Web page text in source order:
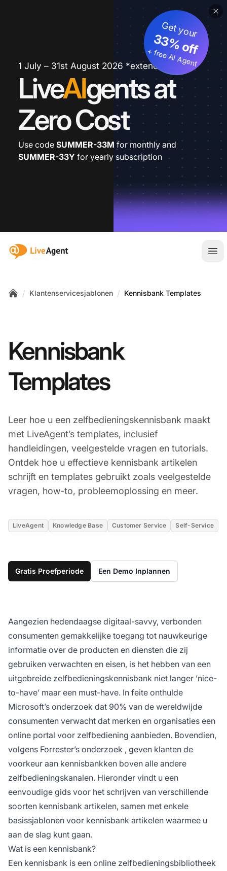
1 July – 31st August 2026 *extended
LiveAIgents at
Zero Cost
Get your
33% off
+ free AI Agent
Use code SUMMER-33M for monthly and
SUMMER-33Y for yearly subscription
:site.title
/ Klantenservicesjablonen / Kennisbank Templates
Kennisbank
Templates
Leer hoe u een zelfbedieningskennisbank maakt
met LiveAgent’s templates, inclusief
handleidingen, veelgestelde vragen en tutorials.
Ontdek hoe u effectieve kennisbank artikelen
schrijft en templates gebruikt zoals veelgestelde
vragen, how-to, probleemoplossing en meer.
LiveAgent Knowledge Base Customer Service Self-Service
Gratis Proefperiode Een Demo Inplannen
Aangezien hedendaagse digitaal-savvy, verbonden
consumenten gemakkelijke toegang tot nauwkeurige
informatie over de producten en diensten die zij
gebruiken verwachten en eisen, is het hebben van een
uitgebreide zelfbedieningskennisbank niet langer ’nice-
to-have’ maar een must-have. In feite onthulde
Microsoft’s onderzoek dat 90% van de wereldwijde
consumenten verwacht dat merken en organisaties een
online portal voor zelfbediening aanbieden. Bovendien,
volgens Forrester’s onderzoek , geven klanten de
voorkeur aan kennisbankken boven alle andere
zelfbedieningskanalen. Hieronder vindt u een
eenvoudige gids voor het schrijven van verschillende
soorten kennisbank artikelen, samen met enkele
basissjablonen voor kennisbank artikelen waarmee u
aan de slag kunt gaan.
Wat is een kennisbank?
Een kennisbank is een online zelfbedieningsbibliotheek